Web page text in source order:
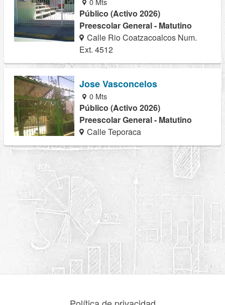
Público (Activo 2026)
Preescolar General - Matutino
Calle Rio Coatzacoalcos Num.
Ext. 4512
Jose Vasconcelos
0 Mts
Público (Activo 2026)
Preescolar General - Matutino
Calle Teporaca